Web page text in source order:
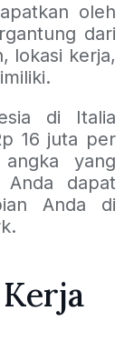
oleh
dari
lokasi kerja,
di Italia
16 juta per
yang
dapat
Anda di